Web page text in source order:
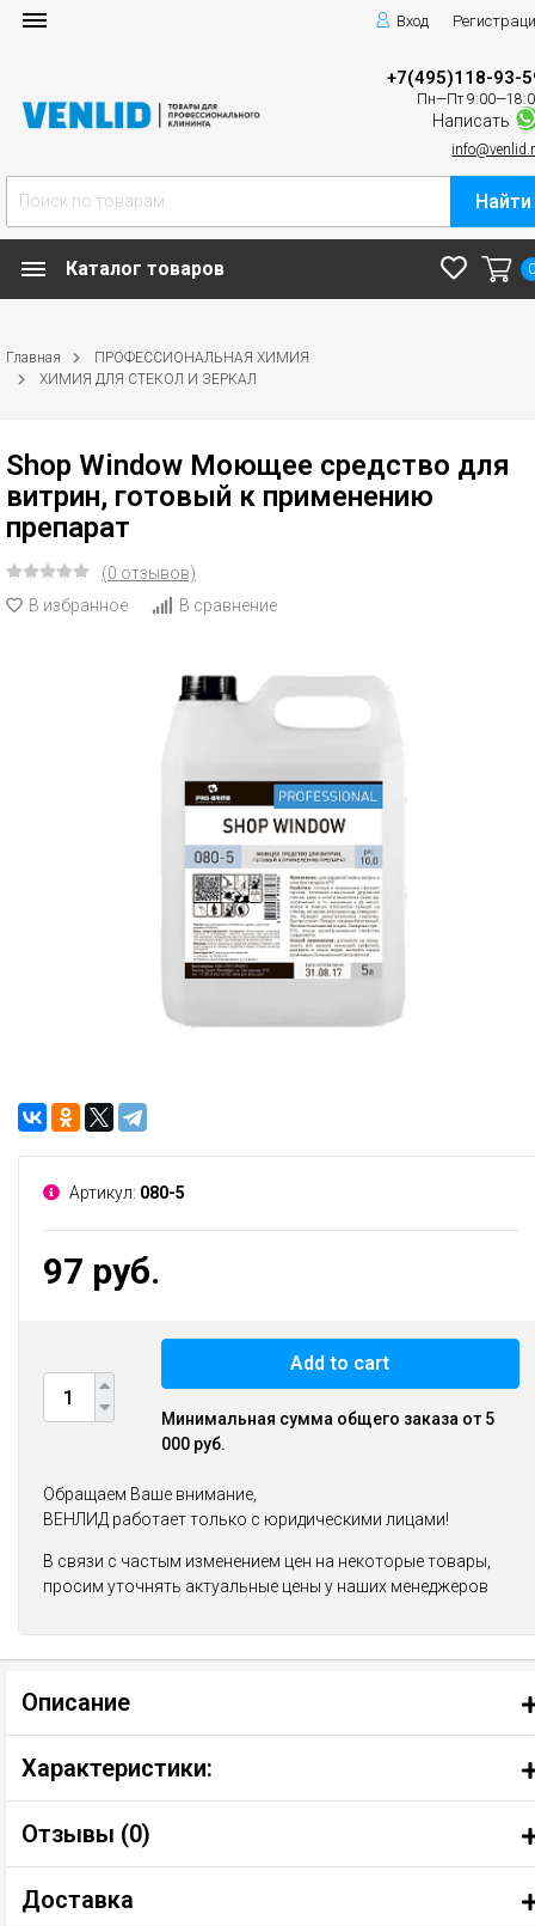
Вход
+7(495)118-93-
Пн—Пт
Написать
Найти
Каталог товаров
Главная
ПРОФЕССИОНАЛЬНАЯ ХИМИЯ
ХИМИЯ ДЛЯ СТЕКОЛ И ЗЕРКАЛ
Shop Window Моющее средство для
витрин, готовый к применению
препарат
(0 отзывов)
В избранное
В сравнение
Артикул: 080-5
97 руб.
Add to cart
Минимальная сумма общего заказа от 5
000 руб.
Обращаем Ваше внимание,
ВЕНЛИД работает только с юридическими лицами!
В связи с частым изменением цен на некоторые товары,
просим уточнять актуальные цены у наших менеджеров
Описание
Характеристики:
Отзывы (0)
Доставка